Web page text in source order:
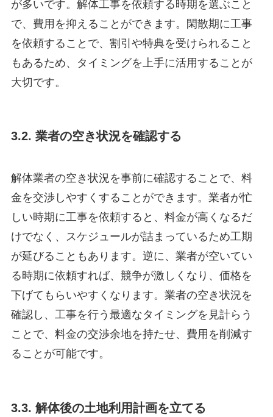
が多いです。解体工事を依頼する時期を選ぶこと
で、費用を抑えることができます。閑散期に工事
を依頼することで、割引や特典を受けられること
もあるため、タイミングを上手に活用することが
大切です。
3.2. 業者の空き状況を確認する
解体業者の空き状況を事前に確認することで、料
金を交渉しやすくすることができます。業者が忙
しい時期に工事を依頼すると、料金が高くなるだ
けでなく、スケジュールが詰まっているため工期
が延びることもあります。逆に、業者が空いてい
る時期に依頼すれば、競争が激しくなり、価格を
下げてもらいやすくなります。業者の空き状況を
確認し、工事を行う最適なタイミングを見計らう
ことで、料金の交渉余地を持たせ、費用を削減す
ることが可能です。
3.3. 解体後の土地利用計画を立てる